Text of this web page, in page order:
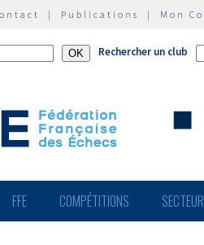
| Publications | Mon
Rechercher un club
FFE COMPÉTITIONS